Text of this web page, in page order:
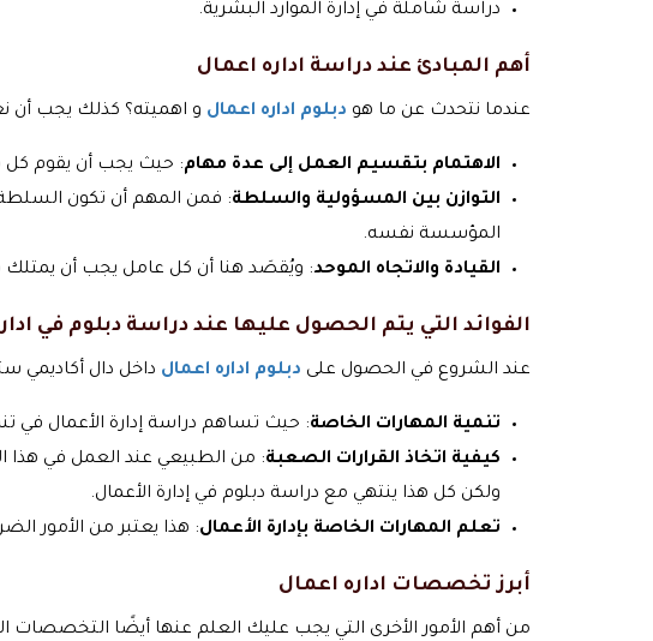
دراسة شاملة في إدارة الموارد البشرية.
أهم المبادئ عند دراسة اداره اعمال
عندما نتحدث عن ما هو دبلوم اداره اعمال و اهميته؟ كذلك يجب أن
الاهتمام بتقسيم العمل إلى عدة مهام: حيث يجب أن يقوم
التوازن بين المسؤولية والسلطة: فمن المهم أن تكون السلطة
المؤسسة نفسه.
القيادة والاتجاه الموحد: ويُقصَد هنا أن كل عامل يجب أن يمتلك
الفوائد التي يتم الحصول عليها عند دراسة دبلوم في
عند الشروع في الحصول على دبلوم اداره اعمال داخل دال أكاديمي
تنمية المهارات الخاصة: حيث تساهم دراسة إدارة الأعمال في
كيفية اتخاذ القرارات الصعبة: من الطبيعي عند العمل في
ولكن كل هذا ينتهي مع دراسة دبلوم في إدارة الأعمال.
تعلم المهارات الخاصة بإدارة الأعمال: هذا يعتبر من الأمور
أبرز تخصصات اداره اعمال
من أهم الأمور الأخرى التي يجب عليك العلم عنها أيضًا التخصصات